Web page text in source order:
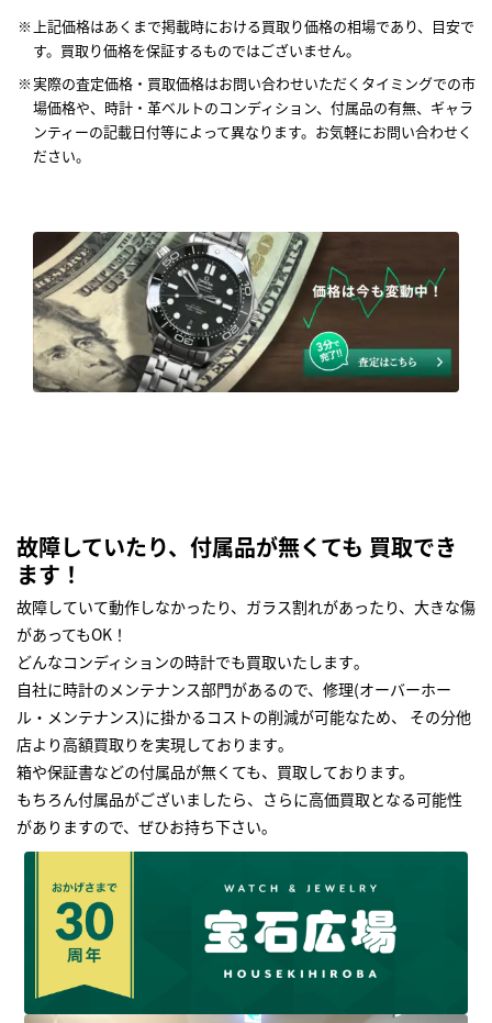
上記価格はあくまで掲載時における買取り価格の相場であり、目安で
す。買取り価格を保証するものではございません。
実際の査定価格・買取価格はお問い合わせいただくタイミングでの市
場価格や、時計・革ベルトのコンディション、付属品の有無、ギャラ
ンティーの記載日付等によって異なります。お気軽にお問い合わせく
ださい。
故障していたり、付属品が無くても 買取でき
ます！
故障していて動作しなかったり、ガラス割れがあったり、大きな傷
があってもOK！
どんなコンディションの時計でも買取いたします｡
自社に時計のメンテナンス部門があるので、修理(オーバーホー
ル・メンテナンス)に掛かるコストの削減が可能なため、 その分他
店より高額買取りを実現しております｡
箱や保証書などの付属品が無くても、買取しております。
もちろん付属品がございましたら、さらに高価買取となる可能性
がありますので、ぜひお持ち下さい｡